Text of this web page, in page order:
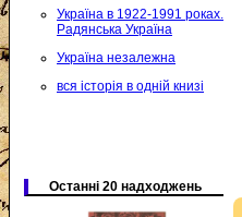
Україна в 1922-1991 роках.
Радянська Україна
Україна незалежна
вся історія в одній книзі
Останні 20 надходжень